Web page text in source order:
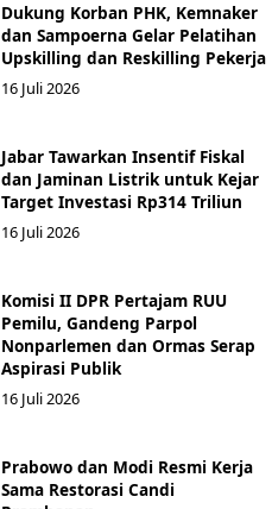
Dukung Korban PHK, Kemnaker
dan Sampoerna Gelar Pelatihan
Upskilling dan Reskilling Pekerja
16 Juli 2026
Jabar Tawarkan Insentif Fiskal
dan Jaminan Listrik untuk Kejar
Target Investasi Rp314 Triliun
16 Juli 2026
Komisi II DPR Pertajam RUU
Pemilu, Gandeng Parpol
Nonparlemen dan Ormas Serap
Aspirasi Publik
16 Juli 2026
Prabowo dan Modi Resmi Kerja
Sama Restorasi Candi